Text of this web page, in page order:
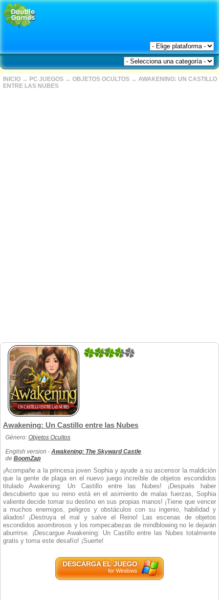
INICIO → PC JUEGOS → OBJETOS OCULTOS → AWAKENING: UN CASTILLO
ENTRE LAS NUBES
4.25
Awakening: Un Castillo entre las Nubes
Género: Objetos Ocultos
English version - Awakening: The Skyward Castle
de BoomZap
¡Acompañe a la princesa joven Sophia y ayude a su ascensor la maldición
que la gente de plaga en el nuevo juego increíble de objetos escondidos
titulado Awakening: Un Castillo entre las Nubes! ¡Después haber
descubierto que su reino está en el asimiento de malas fuerzas, Sophia
valiente decide tomar su destino en sus propias manos! ¡Tiene que vencer
a muchos enemigos, peligros y obstáculos con su ingenio, habilidad y
aliados! ¡Destruya el mal y salve el Reino! Las escenas de objetos
escondidos asombrosos y los rompecabezas de mindblowing no le dejarán
aburrirse. ¡Descargue Awakening: Un Castillo entre las Nubes totalmente
gratis y toma este desafío! ¡Suerte!
DESCARGA EL JUEGO
for Windows